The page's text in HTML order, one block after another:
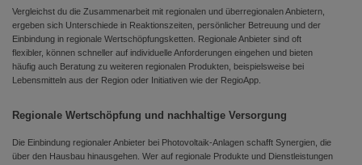
Vergleichst du die Zusammenarbeit mit regionalen und überregionalen Anbietern,
ergeben sich Unterschiede in Reaktionszeiten, persönlicher Betreuung und der
Einbindung in regionale Wertschöpfungsketten. Regionale Anbieter sind oft
flexibler, können schneller auf individuelle Anforderungen eingehen und bieten
häufig auch Beratung zu weiteren regionalen Produkten, beispielsweise bei
Lebensmitteln aus der Region oder Initiativen wie der RegioApp.
Regionale Wertschöpfung und nachhaltige Versorgung
Die Einbindung regionaler Anbieter bei Photovoltaik-Anlagen schafft Synergien, die
über den Hausbau hinausgehen. Wer auf regionale Produkte und Dienstleistungen